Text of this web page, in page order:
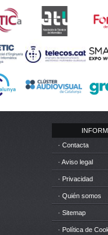
· Contacta
· Aviso legal
· Privacidad
· Quién somos
· Sitemap
· Política de